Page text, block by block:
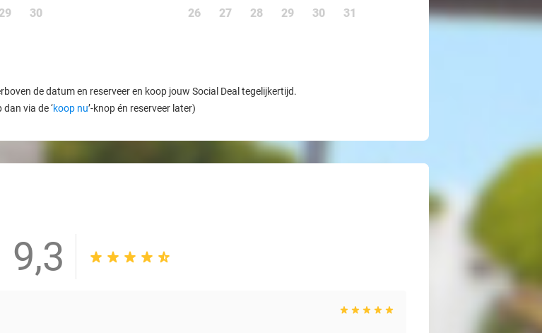
29 30 26 27 28 29 30 31
de datum en reserveer en koop jouw Social Deal tegelijkertijd.
via de ‘koop nu’-knop én reserveer later)
9,3